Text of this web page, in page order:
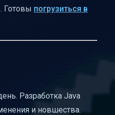
Готовы погрузиться в
Разработка Java
и новшества.